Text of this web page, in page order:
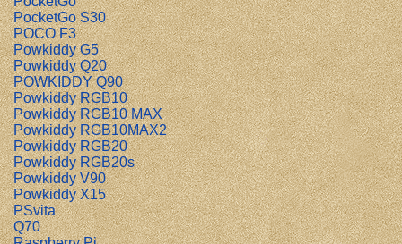
PocketGo S30
POCO F3
Powkiddy G5
Powkiddy Q20
POWKIDDY Q90
Powkiddy RGB10
Powkiddy RGB10 MAX
Powkiddy RGB10MAX2
Powkiddy RGB20
Powkiddy RGB20s
Powkiddy V90
Powkiddy X15
PSvita
Q70